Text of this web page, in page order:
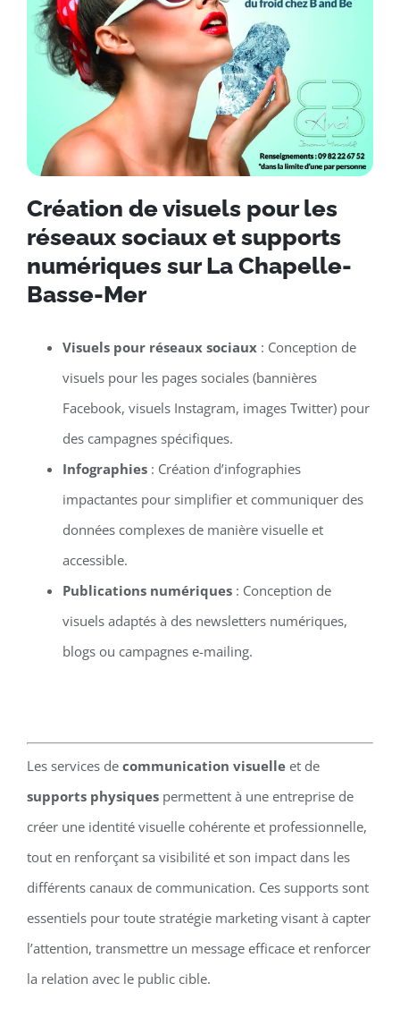
Création de visuels pour les
réseaux sociaux et supports
numériques sur La Chapelle-
Basse-Mer
Visuels pour réseaux sociaux: Conception de
visuels pour les pages sociales (bannières
Facebook, visuels Instagram, images Twitter) pour
des campagnes spécifiques.
Infographies: Création d’infographies
impactantes pour simplifier et communiquer des
données complexes de manière visuelle et
accessible.
Publications numériques: Conception de
visuels adaptés à des newsletters numériques,
blogs ou campagnes e-mailing.
Les services de communication visuelleet de
supports physiquespermettent à une entreprise de
créer une identité visuelle cohérente et professionnelle,
tout en renforçant sa visibilité et son impact dans les
différents canaux de communication. Ces supports sont
essentiels pour toute stratégie marketing visant à capter
l’attention, transmettre un message efficace et renforcer
la relation avec le public cible.